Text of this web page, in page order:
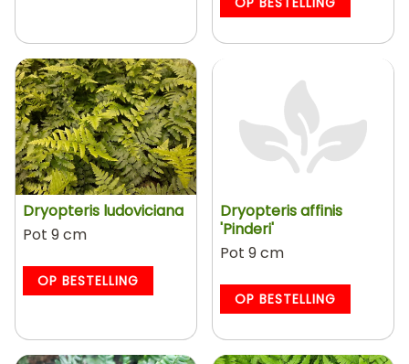
Dryopteris ludoviciana
Pot 9 cm
OP BESTELLING
Dryopteris affinis
'Pinderi'
Pot 9 cm
OP BESTELLING